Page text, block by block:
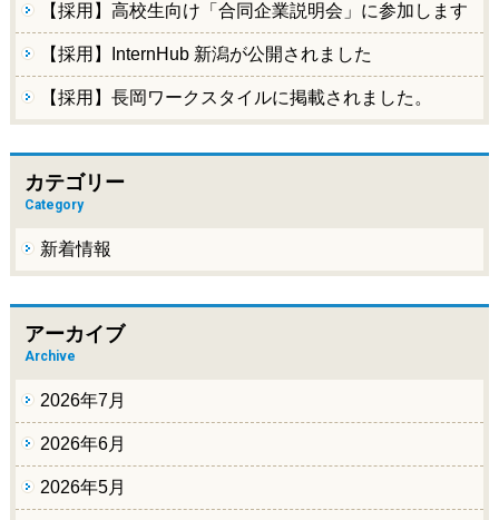
【採用】高校生向け「合同企業説明会」に参加します
【採用】InternHub 新潟が公開されました
【採用】長岡ワークスタイルに掲載されました。
カテゴリー
Category
新着情報
アーカイブ
Archive
2026年7月
2026年6月
2026年5月